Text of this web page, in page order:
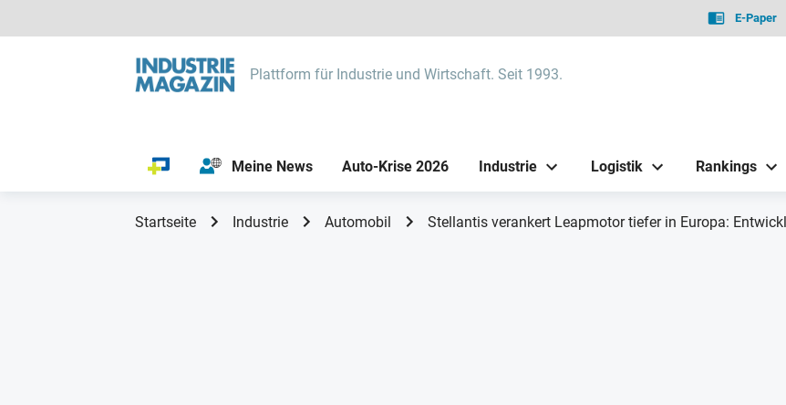
E-Paper
Plattform für Industrie und Wirtschaft. Seit 1993.
Meine News Auto-Krise 2026 Industrie Logistik Rankings
Startseite Industrie Automobil Stellantis verankert Leapmotor tiefer in Europa: